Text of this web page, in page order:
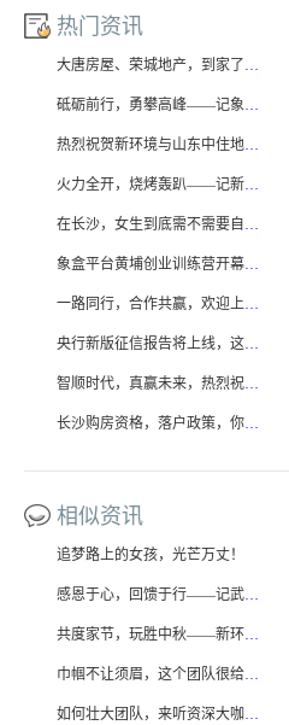
热门资讯
大唐房屋、荣城地产，到家了和新环境战略合作签约仪式圆满落幕！
砥砺前行，勇攀高峰——记象盒平台研发部及产品运营部团建活动
热烈祝贺新环境与山东中住地产达成战略合作！
火力全开，烧烤轰趴——记新环境职能部门烧烤活动！
在长沙，女生到底需不需要自己买房？
象盒平台黄埔创业训练营开幕，让梦想在这里腾飞！
一路同行，合作共赢，欢迎上海锦明地产来我司参观！
央行新版征信报告将上线，这些变化必须注意！
智顺时代，真赢未来，热烈祝贺新环境与房天下签订战略合作！
长沙购房资格，落户政策，你想知道的都在这里！
相似资讯
追梦路上的女孩，光芒万丈！
感恩于心，回馈于行——记武汉新环境业绩精英越南七日游
共度家节，玩胜中秋——新环境2018中秋嘉年华
巾帼不让须眉，这个团队很给力！
如何壮大团队，来听资深大咖给你支招！